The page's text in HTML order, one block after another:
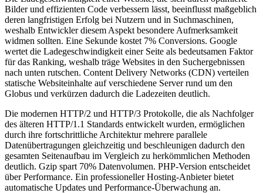
Bilder und effizienten Code verbessern lässt, beeinflusst maßgeblich
deren langfristigen Erfolg bei Nutzern und in Suchmaschinen,
weshalb Entwickler diesem Aspekt besondere Aufmerksamkeit
widmen sollten. Eine Sekunde kostet 7% Conversions. Google
wertet die Ladegeschwindigkeit einer Seite als bedeutsamen Faktor
für das Ranking, weshalb träge Websites in den Suchergebnissen
nach unten rutschen. Content Delivery Networks (CDN) verteilen
statische Websiteinhalte auf verschiedene Server rund um den
Globus und verkürzen dadurch die Ladezeiten deutlich.
Die modernen HTTP/2 und HTTP/3 Protokolle, die als Nachfolger
des älteren HTTP/1.1 Standards entwickelt wurden, ermöglichen
durch ihre fortschrittliche Architektur mehrere parallele
Datenübertragungen gleichzeitig und beschleunigen dadurch den
gesamten Seitenaufbau im Vergleich zu herkömmlichen Methoden
deutlich. Gzip spart 70% Datenvolumen. PHP-Version entscheidet
über Performance. Ein professioneller Hosting-Anbieter bietet
automatische Updates und Performance-Überwachung an.